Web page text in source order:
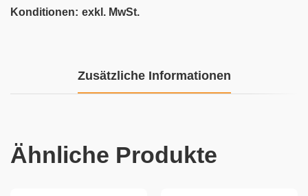
Konditionen: exkl. MwSt.
Zusätzliche Informationen
Ähnliche Produkte